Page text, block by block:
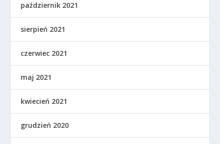
październik 2021
sierpień 2021
czerwiec 2021
maj 2021
kwiecień 2021
grudzień 2020